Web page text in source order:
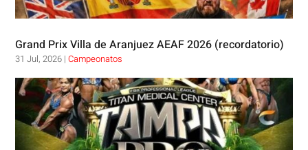
Grand Prix Villa de Aranjuez AEAF 2026 (recordatorio)
31 Jul, 2026 |Campeonatos